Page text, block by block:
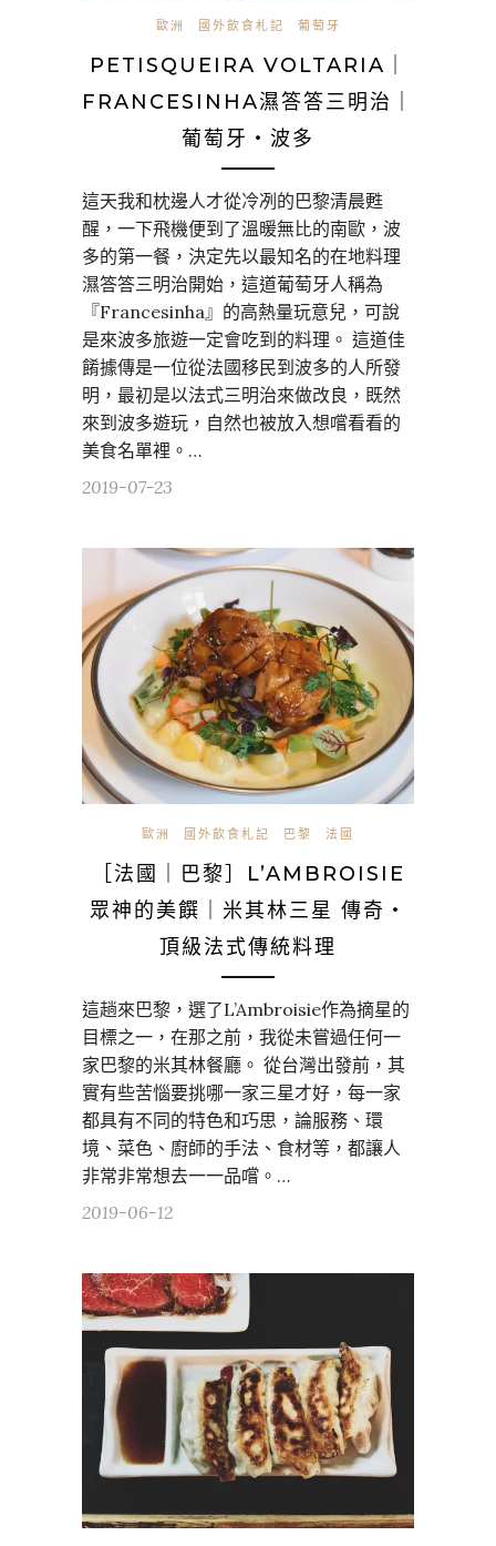
歐洲 國外飲食札記 葡萄牙
PETISQUEIRA VOLTARIA｜
FRANCESINHA濕答答三明治｜
葡萄牙・波多
這天我和枕邊人才從冷冽的巴黎清晨甦
醒，一下飛機便到了溫暖無比的南歐，波
多的第一餐，決定先以最知名的在地料理
濕答答三明治開始，這道葡萄牙人稱為
『Francesinha』的高熱量玩意兒，可說
是來波多旅遊一定會吃到的料理。 這道佳
餚據傳是一位從法國移民到波多的人所發
明，最初是以法式三明治來做改良，既然
來到波多遊玩，自然也被放入想嚐看看的
美食名單裡。…
2019-07-23
歐洲 國外飲食札記 巴黎 法國
［法國｜巴黎］L’AMBROISIE
眾神的美饌｜米其林三星 傳奇・
頂級法式傳統料理
這趟來巴黎，選了L’Ambroisie作為摘星的
目標之一，在那之前，我從未嘗過任何一
家巴黎的米其林餐廳。 從台灣出發前，其
實有些苦惱要挑哪一家三星才好，每一家
都具有不同的特色和巧思，論服務、環
境、菜色、廚師的手法、食材等，都讓人
非常非常想去一一品嚐。…
2019-06-12